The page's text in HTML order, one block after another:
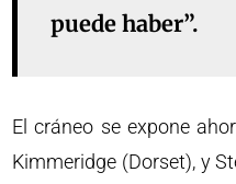
puede haber”.
El cráneo se expone
Kimmeridge (Dorset), y